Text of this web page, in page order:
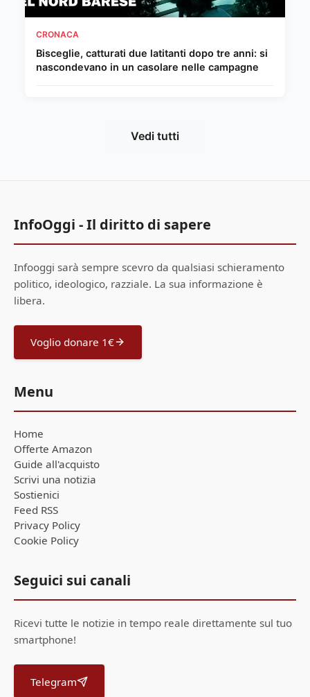
CRONACA
Bisceglie, catturati due latitanti dopo tre anni: si
nascondevano in un casolare nelle campagne
Vedi tutti
InfoOggi - Il diritto di sapere
Infooggi sarà sempre scevro da qualsiasi schieramento
politico, ideologico, razziale. La sua informazione è
libera.
Voglio donare 1€
Menu
Home
Offerte Amazon
Guide all'acquisto
Scrivi una notizia
Sostienici
Feed RSS
Privacy Policy
Cookie Policy
Seguici sui canali
Ricevi tutte le notizie in tempo reale direttamente sul tuo
smartphone!
Telegram